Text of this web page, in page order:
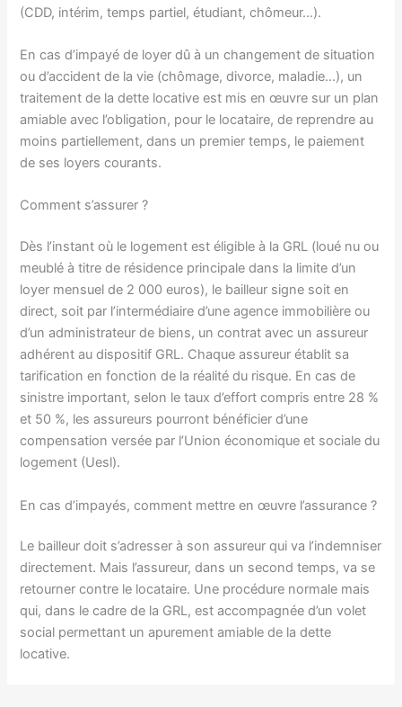
(CDD, intérim, temps partiel, étudiant, chômeur…).
En cas d’impayé de loyer dû à un changement de situation
ou d’accident de la vie (chômage, divorce, maladie…), un
traitement de la dette locative est mis en œuvre sur un plan
amiable avec l’obligation, pour le locataire, de reprendre au
moins partiellement, dans un premier temps, le paiement
de ses loyers courants.
Comment s’assurer ?
Dès l’instant où le logement est éligible à la GRL (loué nu ou
meublé à titre de résidence principale dans la limite d’un
loyer mensuel de 2 000 euros), le bailleur signe soit en
direct, soit par l’intermédiaire d’une agence immobilière ou
d’un administrateur de biens, un contrat avec un assureur
adhérent au dispositif GRL. Chaque assureur établit sa
tarification en fonction de la réalité du risque. En cas de
sinistre important, selon le taux d’effort compris entre 28 %
et 50 %, les assureurs pourront bénéficier d’une
compensation versée par l’Union économique et sociale du
logement (Uesl).
En cas d’impayés, comment mettre en œuvre l’assurance ?
Le bailleur doit s’adresser à son assureur qui va l’indemniser
directement. Mais l’assureur, dans un second temps, va se
retourner contre le locataire. Une procédure normale mais
qui, dans le cadre de la GRL, est accompagnée d’un volet
social permettant un apurement amiable de la dette
locative.